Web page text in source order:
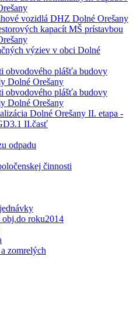
vozidlá DHZ Dolné Orešany
kapacít MŠ prístavbou
výziev v obci Dolné
obvodového plášťa budovy
Dolné Orešany
obvodového plášťa budovy
Dolné Orešany
Dolné Orešany II. etapa -
II.časť
odpadu
činnosti
roku2014
zomrelých